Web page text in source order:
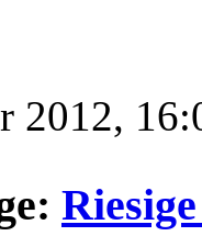
2012,